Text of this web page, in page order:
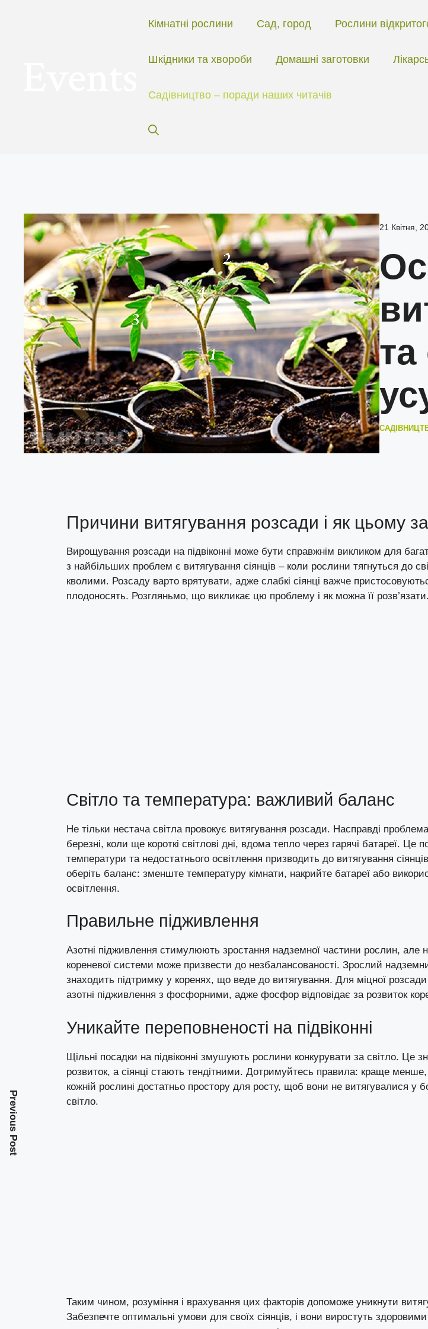
Кімнатні рослини Сад, город Рослини
Шкідники та хвороби Домашні заготовки
Садівництво – поради наших читачів
21 Квітня,
та
Причини витягування розсади і як цьому
Вирощування розсади на підвіконні може бути справжнім викликом для
з найбільших проблем є витягування сіянців – коли рослини тягнуться до
кволими. Розсаду варто врятувати, адже слабкі сіянці важче
плодоносять. Розгляньмо, що викликає цю проблему і як можна її розв’язати.
Світло та температура: важливий баланс
Не тільки нестача світла провокує витягування розсади. Насправді
березні, коли ще короткі світлові дні, вдома тепло через гарячі батареї. Це
температури та недостатнього освітлення призводить до витягування
оберіть баланс: зменште температуру кімнати, накрийте батареї або
освітлення.
Правильне підживлення
Азотні підживлення стимулюють зростання надземної частини рослин, але
кореневої системи може призвести до незбалансованості. Зрослий
знаходить підтримку у коренях, що веде до витягування. Для міцної
азотні підживлення з фосфорними, адже фосфор відповідає за розвиток
Уникайте переповненості на підвіконні
Щільні посадки на підвіконні змушують рослини конкурувати за світло. Це
розвиток, а сіянці стають тендітними. Дотримуйтесь правила: краще
кожній рослині достатньо простору для росту, щоб вони не витягувалися у
світло.
Таким чином, розуміння і врахування цих факторів допоможе уникнути
Забезпечте оптимальні умови для своїх сіянців, і вони виростуть
Previous Post